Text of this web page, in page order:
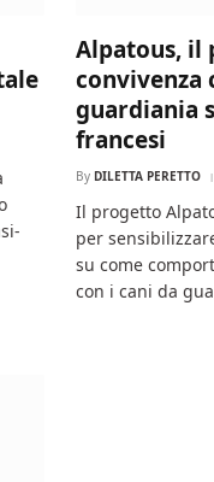
Alpatous, il
convivenza
guardiania
francesi
By DILETTA PERETTO
Il progetto
per
su come
con i cani da